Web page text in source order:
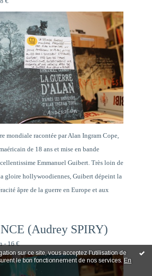
sur ce site, vous acceptez l'utilisation de
le bon fonctionnement de nos services. En
mondiale racontée par Alan Ingram Cope,
de 18 ans et mise en bande
Emmanuel Guibert. Très loin de
gloire hollywoodiennes, Guibert dépeint la
âpre de la guerre en Europe et aux
(Audrey SPIRY)
- 16 €